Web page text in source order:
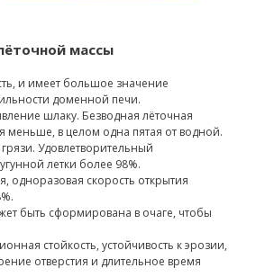
массы
и имеет большое значение
доменной печи.
шлаку. Безводная лёточная
меньше, в целом одна пятая от водной.
Удовлетворительный
летки более 98%.
одноразовая скорость открытия
быть сформирована в очаге, чтобы
стойкость, устойчивость к эрозии,
отверстия и длительное время